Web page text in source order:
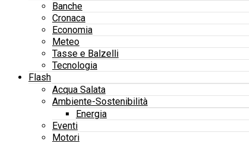
Banche
Cronaca
Economia
Meteo
Tasse e Balzelli
Tecnologia
Flash
Acqua Salata
Ambiente-Sostenibilità
Energia
Eventi
Motori